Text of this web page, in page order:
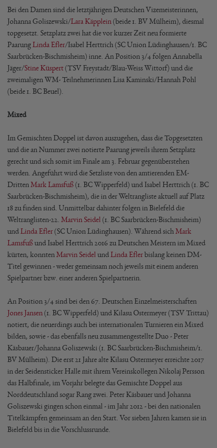
Bei den Damen sind die letztjährigen Deutschen Vizemeisterinnen,
Johanna Goliszewski/Lara Käpplein (beide 1. BV Mülheim), diesmal
topgesetzt. Setzplatz zwei hat die vor kurzer Zeit neu formierte
Paarung Linda Efler/Isabel Herttrich (SC Union Lüdinghausen/1. BC
Saarbrücken-Bischmisheim) inne. An Position 3/4 folgen Annabella
Jäger/Stine Küspert(TSV Freystadt/Blau-Weiss Wittorf) und die
zweimaligen WM- Teilnehmerinnen Lisa Kaminski/Hannah Pohl
(beide 1. BC Beuel).
Mixed
Im Gemischten Doppel ist davon auszugehen, dass die Topgesetzten
und die an Nummer zwei notierte Paarung jeweils ihrem Setzplatz
gerecht und sich somit im Finale am 3. Februar gegenüberstehen
werden. Angeführt wird die Setzliste von den amtierenden EM-
Dritten Mark Lamsfuß(1. BC Wipperfeld) und Isabel Herttrich (1. BC
Saarbrücken-Bischmisheim), die in der Weltrangliste aktuell auf Platz
18 zu finden sind. Unmittelbar dahinter folgen in Bielefeld die
Weltranglisten-22. Marvin Seidel (1. BC Saarbrücken-Bischmisheim)
und Linda Efler(SC Union Lüdinghausen). Während sich Mark
Lamsfußund Isabel Herttrich 2016 zu Deutschen Meistern im Mixed
kürten, konnten Marvin Seidel und Linda Eflerbislang keinen DM-
Titel gewinnen - weder gemeinsam noch jeweils mit einem anderen
Spielpartner bzw. einer anderen Spielpartnerin.
An Position 3/4 sind bei den 67. Deutschen Einzelmeisterschaften
Jones Jansen (1. BC Wipperfeld) und Kilasu Ostermeyer (TSV Trittau)
notiert, die neuerdings auch bei internationalen Turnieren ein Mixed
bilden, sowie - das ebenfalls neu zusammengestellte Duo - Peter
Käsbauer/Johanna Goliszewski (1. BC Saarbrücken-Bischmisheim/1.
BV Mülheim). Die erst 21 Jahre alte Kilasu Ostermeyer erreichte 2017
in der Seidensticker Halle mit ihrem Vereinskollegen Nikolaj Persson
das Halbfinale, im Vorjahr belegte das Gemischte Doppel aus
Norddeutschland sogar Rang zwei. Peter Käsbauer und Johanna
Goliszewski gingen schon einmal - im Jahr 2012 - bei den nationalen
Titelkämpfen gemeinsam an den Start. Vor sieben Jahren kamen sie in
Bielefeld bis in die Vorschlussrunde.